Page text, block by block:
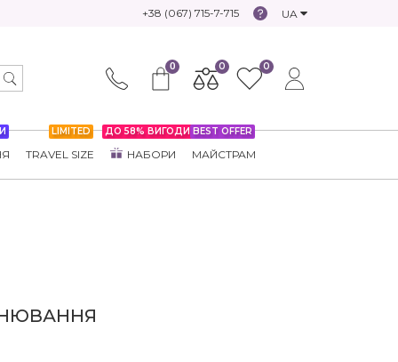
+38 (067) 715-7-715 UA
0 0 0
LIMITED
TRAVEL SIZE
ДО 58% ВИГОДИ
НАБОРИ
BEST OFFER
МАЙСТРАМ